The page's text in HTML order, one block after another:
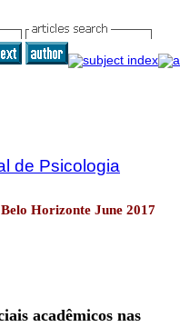
de Psicologia
Horizonte June 2017
acadêmicos nas